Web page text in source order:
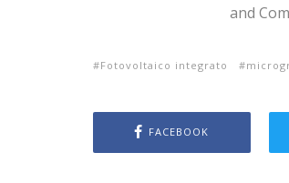
and
Fotovoltaico integrato
FACEBOOK